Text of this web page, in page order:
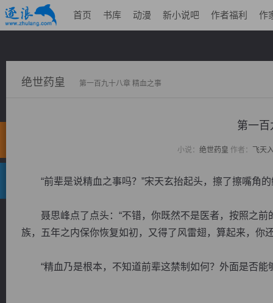
首页 书库 动漫 新小说吧 作者福利 作
绝世药皇 第一百九十八章 精血之事
第一百
小说： 绝世药皇 作者： 飞天
“前辈是说精血之事吗？”宋天玄抬起头，擦了擦嘴角的
聂思峰点了点头：“不错，你既然不是医者，按照之前
族，五年之内保你恢复如初，又得了风雷翅，算起来，你
“精血乃是根本，不知道前辈这禁制如何？外面是否